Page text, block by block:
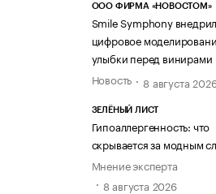
ООО ФИРМА «НОВОСТОМ»
Smile Symphony
цифровое
улыбки перед винирами
Новость
8 августа
ЗЕЛЁНЫЙ ЛИСТ
Гипоаллергенность: что
скрывается за модным
Мнение эксперта
8 августа 2026